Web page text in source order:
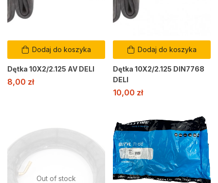
Dodaj do koszyka
Dętka 10X2/2.125 AV DELI
8,00 zł
Dodaj do koszyka
Dętka 10X2/2.125 DIN7768
DELI
10,00 zł
Out of stock